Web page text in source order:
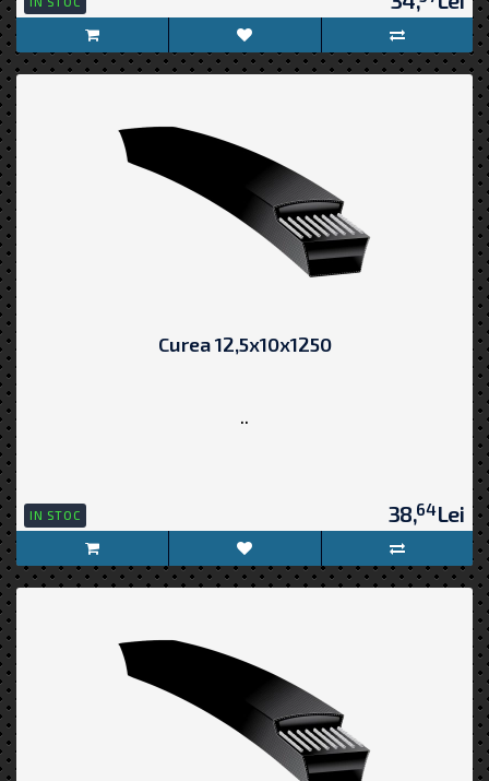
Curea 12,5x10x1250
..
IN STOC 38,64Lei